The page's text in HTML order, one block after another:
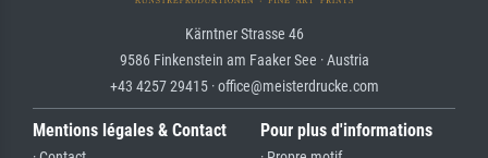
Kärntner Strasse 46
9586 Finkenstein am Faaker See · Austria
+43 4257 29415 · office@meisterdrucke.com
Mentions légales & Contact Pour plus d'informations